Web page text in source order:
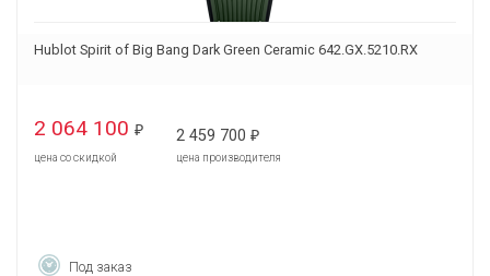
Hublot Spirit of Big Bang Dark Green Ceramic 642.GX.5210.RX
2 064 100 ₽
цена со скидкой
2 459 700 ₽
цена производителя
Под заказ